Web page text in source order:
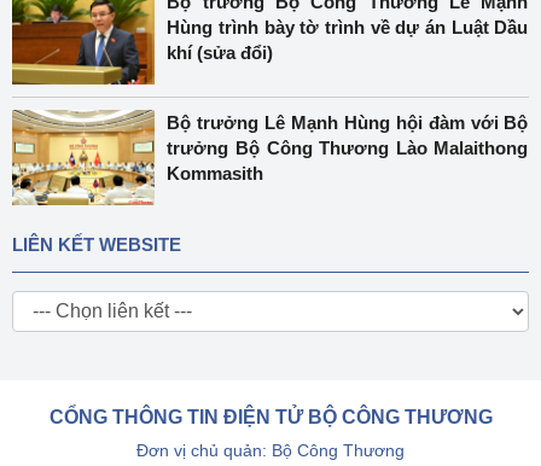
Hùng trình bày tờ trình về dự án Luật Dầu
khí (sửa đổi)
Bộ trưởng Lê Mạnh Hùng hội đàm với Bộ
trưởng Bộ Công Thương Lào Malaithong
Kommasith
LIÊN KẾT WEBSITE
CỔNG THÔNG TIN ĐIỆN TỬ BỘ CÔNG THƯƠNG
Đơn vị chủ quản: Bộ Công Thương